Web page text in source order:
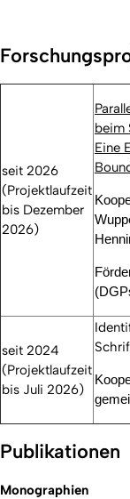
seit 2026
(Projektlaufzeit
bis Dezember
2026)
beim
Eine
seit 2024
(Projektlaufzeit
bis Juli 2026)
Publikationen
Monographien